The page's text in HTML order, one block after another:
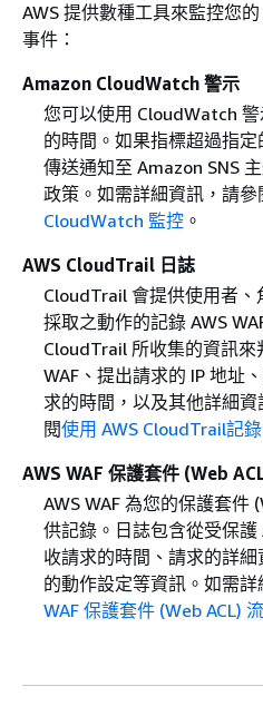
AWS 提供數種工具來監控您
事件：
Amazon CloudWatch 警示
您可以使用 CloudWatch
的時間。如果指標超過指
傳送通知至 Amazon SNS
政策。如需詳細資訊，請參
CloudWatch 監控。
AWS CloudTrail 日誌
CloudTrail 會提供使用者、
採取之動作的記錄 AWS
CloudTrail 所收集的資訊來
WAF、提出請求的 IP 地址
求的時間，以及其他詳細
閱使用 AWS CloudTrail記錄
AWS WAF 保護套件 (Web
AWS WAF 為您的保護套件
供記錄。日誌包含從受保護
收請求的時間、請求的詳
的動作設定等資訊。如需詳
WAF 保護套件 (Web ACL)